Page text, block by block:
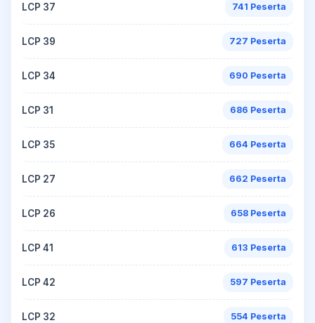
LCP 37 741 Peserta
LCP 39 727 Peserta
LCP 34 690 Peserta
LCP 31 686 Peserta
LCP 35 664 Peserta
LCP 27 662 Peserta
LCP 26 658 Peserta
LCP 41 613 Peserta
LCP 42 597 Peserta
LCP 32 554 Peserta